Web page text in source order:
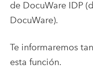
de DocuWare IDP
DocuWare).
Te informaremos
esta función.